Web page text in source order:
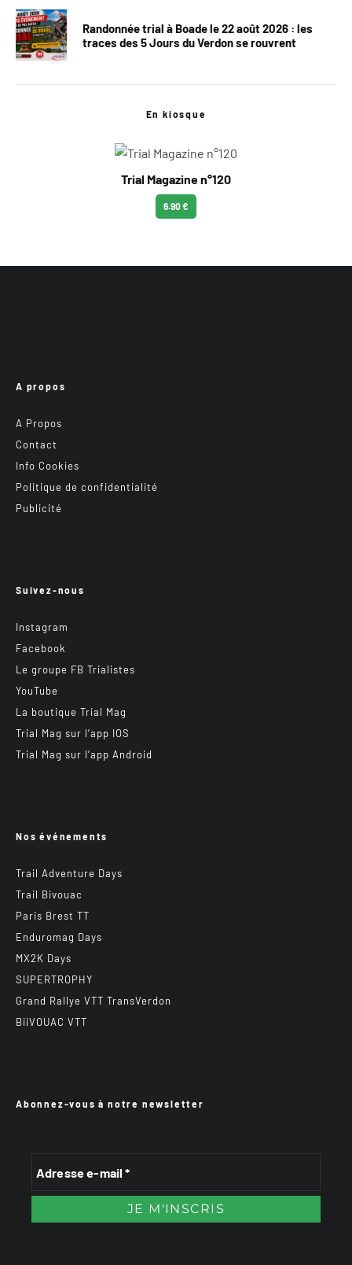
Randonnée trial à Boade le 22 août 2026 : les
traces des 5 Jours du Verdon se rouvrent
En kiosque
Trial Magazine n°120
6.90 €
A propos
A Propos
Contact
Info Cookies
Politique de confidentialité
Publicité
Suivez-nous
Instagram
Facebook
Le groupe FB Trialistes
YouTube
La boutique Trial Mag
Trial Mag sur l’app IOS
Trial Mag sur l’app Android
Nos événements
Trail Adventure Days
Trail Bivouac
Paris Brest TT
Enduromag Days
MX2K Days
SUPERTROPHY
Grand Rallye VTT TransVerdon
BiiVOUAC VTT
Abonnez-vous à notre newsletter